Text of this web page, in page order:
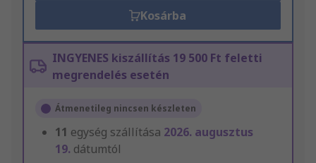
Kosárba
INGYENES kiszállítás 19 500 Ft feletti
megrendelés esetén
Átmenetileg nincsen készleten
11 egység szállítása 2026. augusztus
19. dátumtól